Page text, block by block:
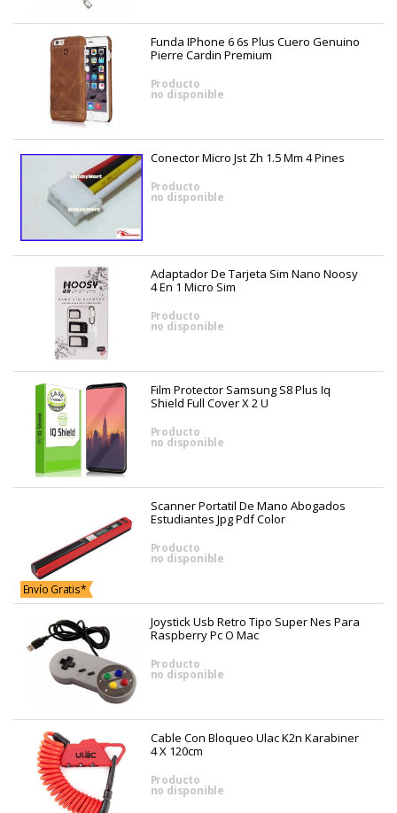
Funda IPhone 6 6s Plus Cuero Genuino
Pierre Cardin Premium
Producto
no disponible
Conector Micro Jst Zh 1.5 Mm 4 Pines
Producto
no disponible
Adaptador De Tarjeta Sim Nano Noosy
4 En 1 Micro Sim
Producto
no disponible
Film Protector Samsung S8 Plus Iq
Shield Full Cover X 2 U
Producto
no disponible
Envío Gratis*
Scanner Portatil De Mano Abogados
Estudiantes Jpg Pdf Color
Producto
no disponible
Joystick Usb Retro Tipo Super Nes Para
Raspberry Pc O Mac
Producto
no disponible
Cable Con Bloqueo Ulac K2n Karabiner
4 X 120cm
Producto
no disponible